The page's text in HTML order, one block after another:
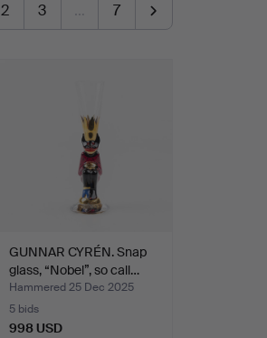
2 3 … 7
GUNNAR CYRÉN. Snap
glass, “Nobel”, so call…
Hammered 25 Dec 2025
5 bids
998 USD